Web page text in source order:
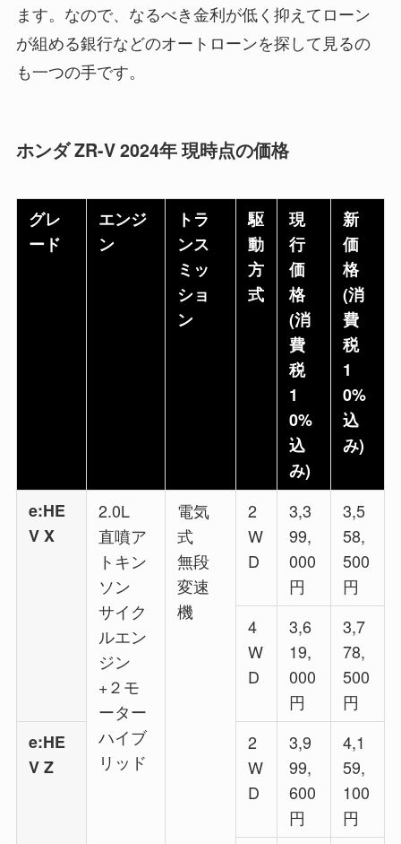
ます。なので、なるべき金利が低く抑えてローン
が組める銀行などのオートローンを探して見るの
も一つの手です。
ホンダ ZR-V 2024年 現時点の価格
グレ
ード
エンジ
ン
トラ
ンス
ミッ
ショ
ン
駆
動
方
式
現
行
価
格
(消
費
税
1
0%
込
み)
新
価
格
(消
費
税
1
0%
込
み)
e:HE
V X
2.0L
直噴ア
トキン
ソン
サイク
ルエン
ジン
+２モ
ーター
ハイブ
リッド
電気
式
無段
変速
機
2
W
D
3,3
99,
000
円
3,5
58,
500
円
4
W
D
3,6
19,
000
円
3,7
78,
500
円
e:HE
V Z
2
W
D
3,9
99,
600
円
4,1
59,
100
円